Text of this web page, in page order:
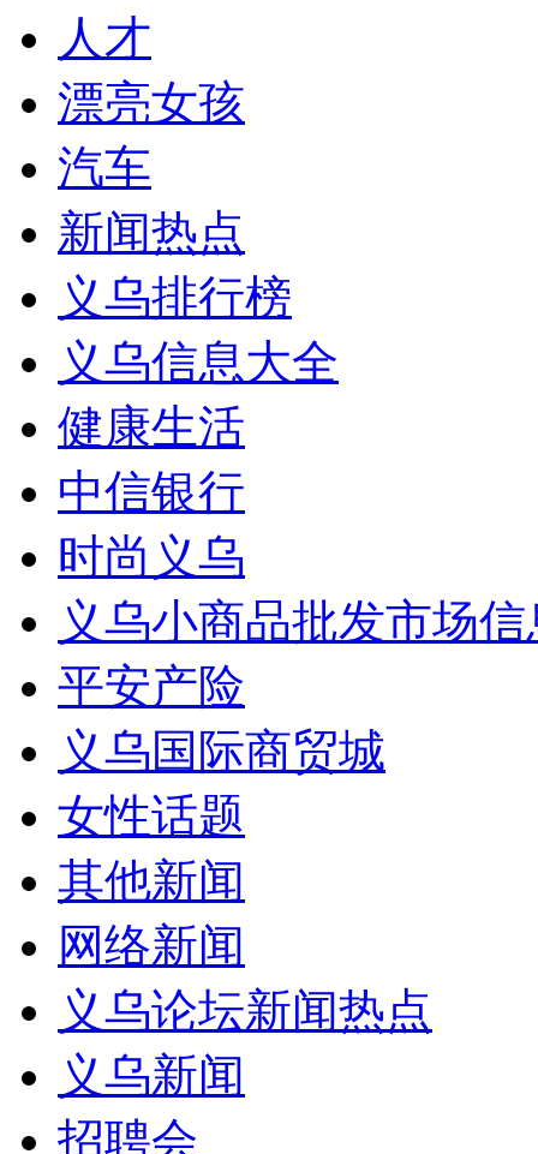
人才
漂亮女孩
汽车
新闻热点
义乌排行榜
义乌信息大全
健康生活
中信银行
时尚义乌
义乌小商品批发市场
平安产险
义乌国际商贸城
女性话题
其他新闻
网络新闻
义乌论坛新闻热点
义乌新闻
招聘会